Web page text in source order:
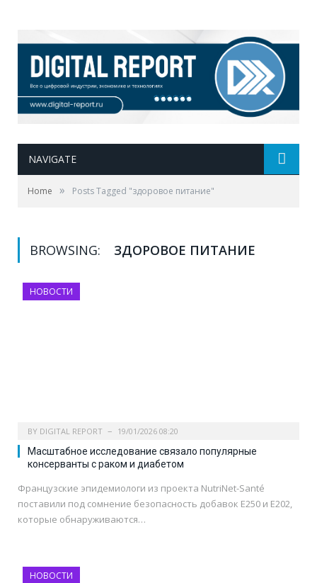
NAVIGATE
Home » Posts Tagged "здоровое питание"
BROWSING: ЗДОРОВОЕ ПИТАНИЕ
НОВОСТИ
BY DIGITAL REPORT 19/01/2026 08:20
Масштабное исследование связало популярные
консерванты с раком и диабетом
Французские эпидемиологи из проекта NutriNet-Santé
поставили под сомнение безопасность добавок E250 и E202,
которые обнаруживаются…
НОВОСТИ